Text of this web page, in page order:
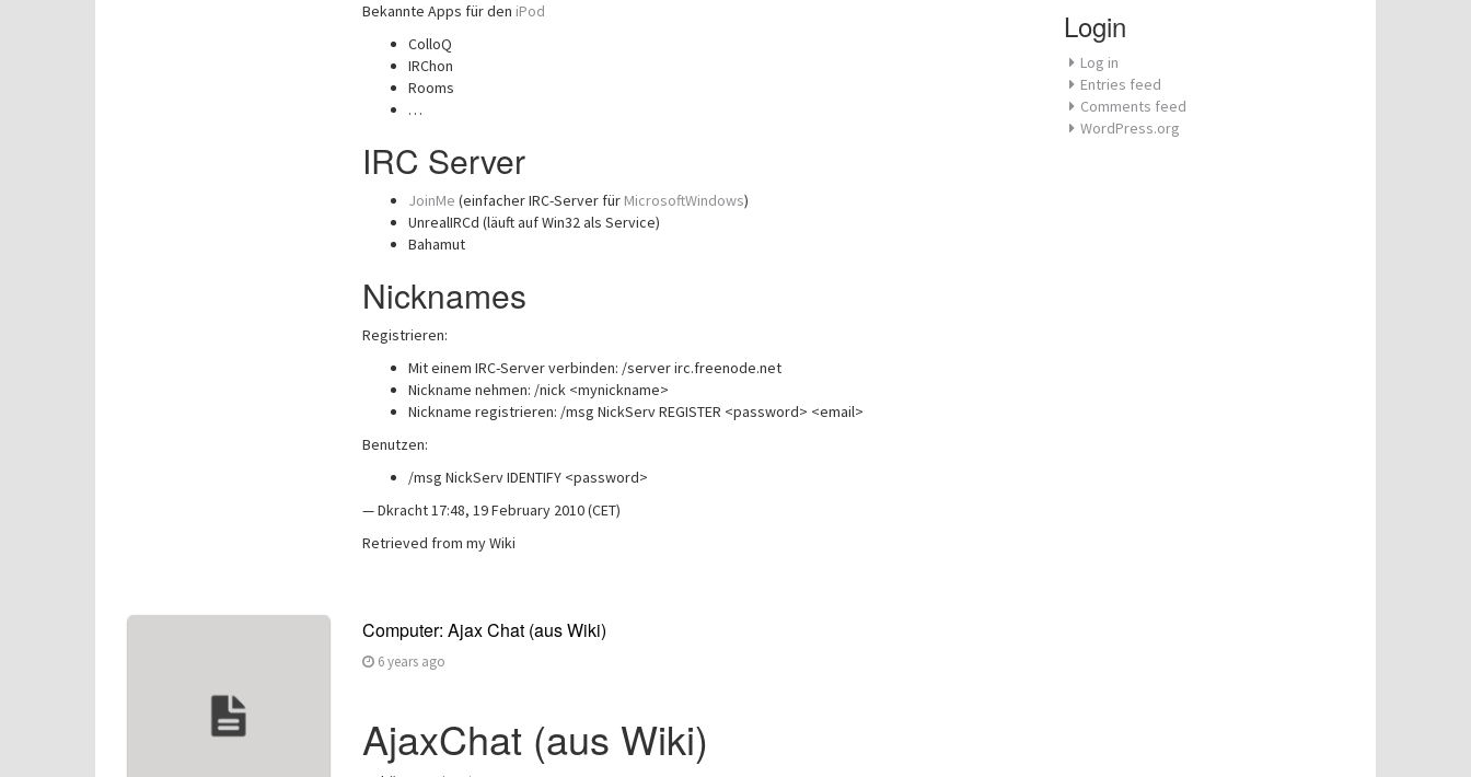
Bekannte Apps für den iPod
ColloQ
IRChon
Rooms
…
IRC Server
JoinMe (einfacher IRC-Server für MicrosoftWindows)
UnrealIRCd (läuft auf Win32 als Service)
Bahamut
Nicknames
Registrieren:
Mit einem IRC-Server verbinden: /server irc.freenode.net
Nickname nehmen: /nick <mynickname>
Nickname registrieren: /msg NickServ REGISTER <password> <email>
Benutzen:
/msg NickServ IDENTIFY <password>
— Dkracht 17:48, 19 February 2010 (CET)
Retrieved from my Wiki
Computer: Ajax Chat (aus Wiki)
6 years ago
AjaxChat (aus Wiki)
Login
Log in
Entries feed
Comments feed
WordPress.org